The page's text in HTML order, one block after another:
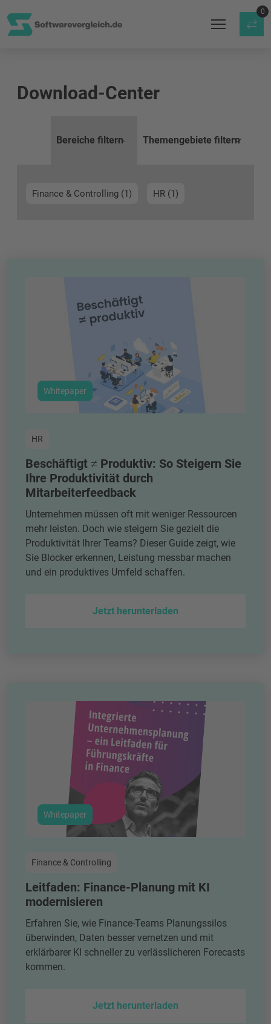
0
Download-Center
Bereiche filtern Themengebiete filtern
Finance & Controlling (1) HR (1)
Whitepaper
HR
Beschäftigt ≠ Produktiv: So Steigern Sie
Ihre Produktivität durch
Mitarbeiterfeedback
Unternehmen müssen oft mit weniger Ressourcen
mehr leisten. Doch wie steigern Sie gezielt die
Produktivität Ihrer Teams? Dieser Guide zeigt, wie
Sie Blocker erkennen, Leistung messbar machen
und ein produktives Umfeld schaffen.
Jetzt herunterladen
Whitepaper
Finance & Controlling
Leitfaden: Finance-Planung mit KI
modernisieren
Erfahren Sie, wie Finance-Teams Planungssilos
überwinden, Daten besser vernetzen und mit
erklärbarer KI schneller zu verlässlicheren Forecasts
kommen.
Jetzt herunterladen